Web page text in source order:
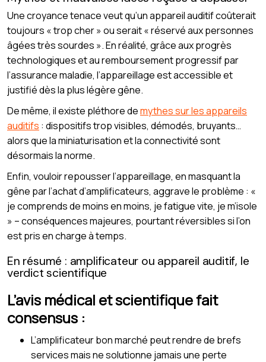
Une croyance tenace veut qu’un appareil auditif coûterait
toujours « trop cher » ou serait « réservé aux personnes
âgées très sourdes ». En réalité, grâce aux progrès
technologiques et au remboursement progressif par
l’assurance maladie, l’appareillage est accessible et
justifié dès la plus légère gêne.
De même, il existe pléthore demythes sur les appareils
auditifs : dispositifs trop visibles, démodés, bruyants…
alors que la miniaturisation et la connectivité sont
désormais la norme.
Enfin, vouloir repousser l’appareillage, en masquant la
gêne par l’achat d’amplificateurs, aggrave le problème : «
je comprends de moins en moins, je fatigue vite, je m’isole
» – conséquences majeures, pourtant réversibles si l’on
est pris en charge à temps.
En résumé : amplificateur ou appareil auditif, le
verdict scientifique
L’avis médical et scientifique fait
consensus :
L’amplificateur bon marché peut rendre de brefs
services mais ne solutionne jamais une perte